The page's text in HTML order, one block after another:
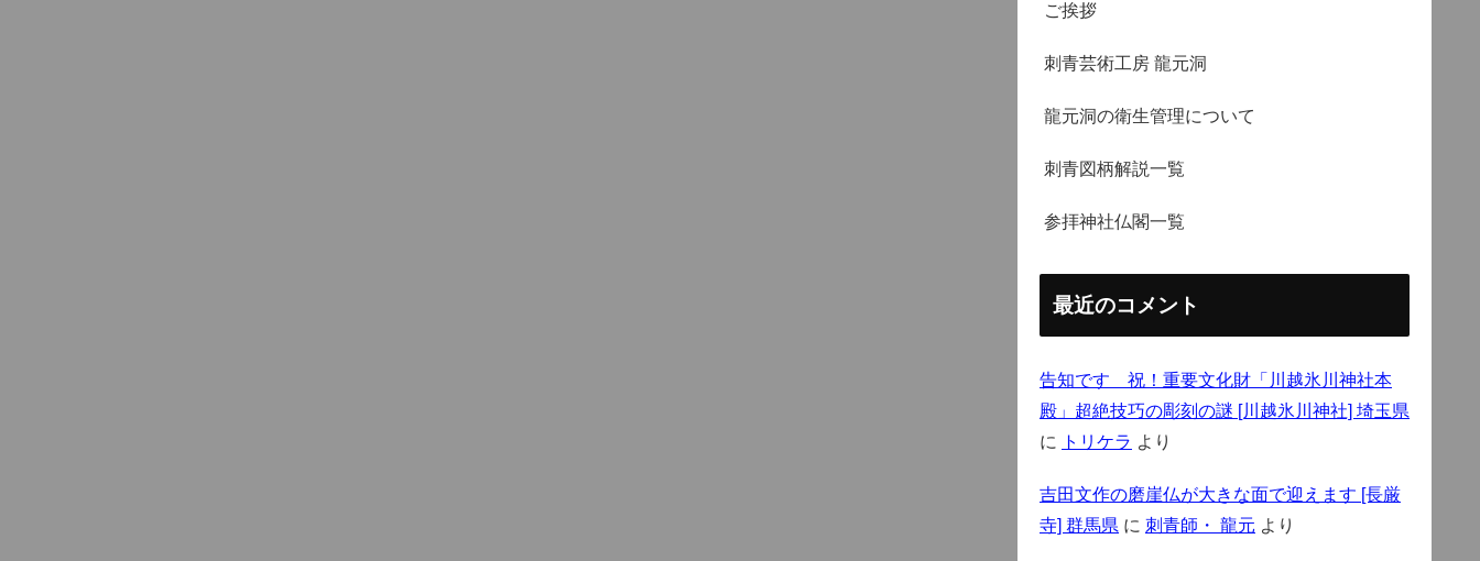
ご挨拶
刺青芸術工房 龍元洞
龍元洞の衛生管理について
刺青図柄解説一覧
参拝神社仏閣一覧
最近のコメント
告知です 祝！重要文化財「川越氷川神社本
殿」超絶技巧の彫刻の謎 [川越氷川神社] 埼玉県
に
トリケラ より
吉田文作の磨崖仏が大きな面で迎えます [長厳
寺] 群馬県 に 刺青師・ 龍元 より